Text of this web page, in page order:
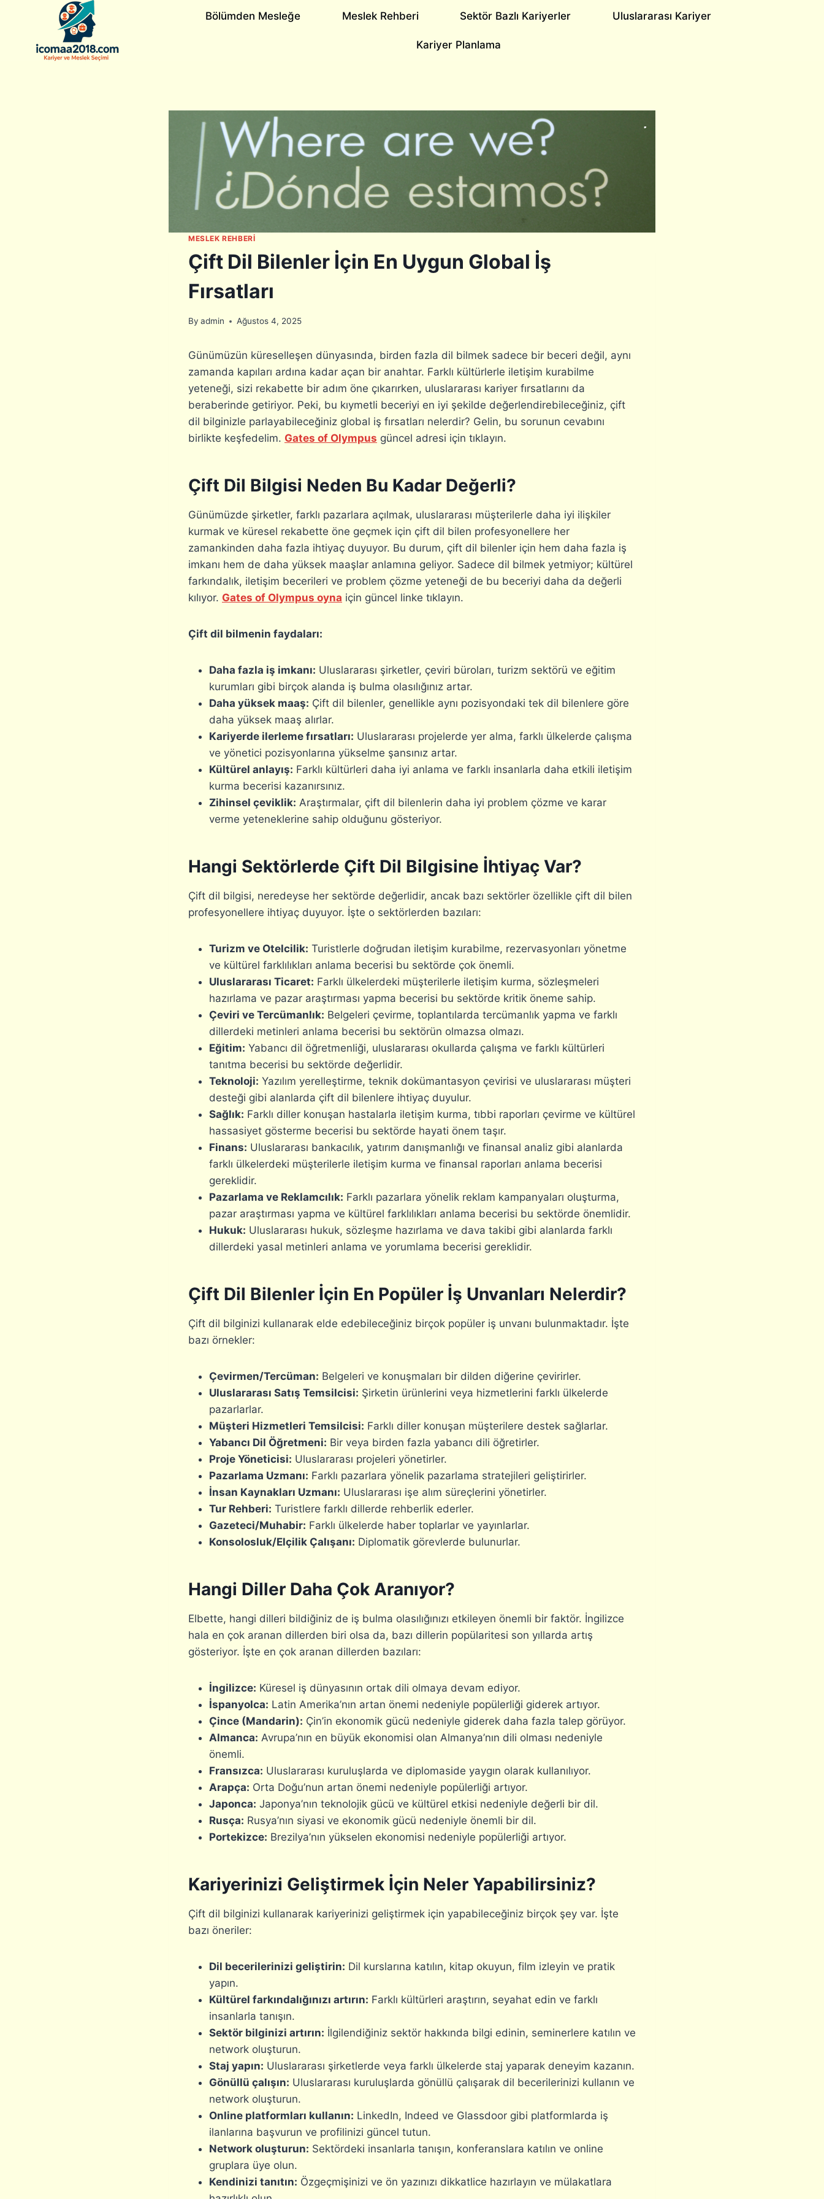
Bölümden Mesleğe Meslek Rehberi Sektör Bazlı Kariyerler Uluslararası Kariyer
Kariyer Planlama
MESLEK REHBERI
Çift Dil Bilenler İçin En Uygun Global İş
Fırsatları
By admin Ağustos 4, 2025
Günümüzün küreselleşen dünyasında, birden fazla dil bilmek sadece bir beceri değil, aynı
zamanda kapıları ardına kadar açan bir anahtar. Farklı kültürlerle iletişim kurabilme
yeteneği, sizi rekabette bir adım öne çıkarırken, uluslararası kariyer fırsatlarını da
beraberinde getiriyor. Peki, bu kıymetli beceriyi en iyi şekilde değerlendirebileceğiniz, çift
dil bilginizle parlayabileceğiniz global iş fırsatları nelerdir? Gelin, bu sorunun cevabını
birlikte keşfedelim. Gates of Olympus güncel adresi için tıklayın.
Çift Dil Bilgisi Neden Bu Kadar Değerli?
Günümüzde şirketler, farklı pazarlara açılmak, uluslararası müşterilerle daha iyi ilişkiler
kurmak ve küresel rekabette öne geçmek için çift dil bilen profesyonellere her
zamankinden daha fazla ihtiyaç duyuyor. Bu durum, çift dil bilenler için hem daha fazla iş
imkanı hem de daha yüksek maaşlar anlamına geliyor. Sadece dil bilmek yetmiyor; kültürel
farkındalık, iletişim becerileri ve problem çözme yeteneği de bu beceriyi daha da değerli
kılıyor. Gates of Olympus oyna için güncel linke tıklayın.
Çift dil bilmenin faydaları:
Daha fazla iş imkanı: Uluslararası şirketler, çeviri büroları, turizm sektörü ve eğitim
kurumları gibi birçok alanda iş bulma olasılığınız artar.
Daha yüksek maaş: Çift dil bilenler, genellikle aynı pozisyondaki tek dil bilenlere göre
daha yüksek maaş alırlar.
Kariyerde ilerleme fırsatları: Uluslararası projelerde yer alma, farklı ülkelerde çalışma
ve yönetici pozisyonlarına yükselme şansınız artar.
Kültürel anlayış: Farklı kültürleri daha iyi anlama ve farklı insanlarla daha etkili iletişim
kurma becerisi kazanırsınız.
Zihinsel çeviklik: Araştırmalar, çift dil bilenlerin daha iyi problem çözme ve karar
verme yeteneklerine sahip olduğunu gösteriyor.
Hangi Sektörlerde Çift Dil Bilgisine İhtiyaç Var?
Çift dil bilgisi, neredeyse her sektörde değerlidir, ancak bazı sektörler özellikle çift dil bilen
profesyonellere ihtiyaç duyuyor. İşte o sektörlerden bazıları:
Turizm ve Otelcilik: Turistlerle doğrudan iletişim kurabilme, rezervasyonları yönetme
ve kültürel farklılıkları anlama becerisi bu sektörde çok önemli.
Uluslararası Ticaret: Farklı ülkelerdeki müşterilerle iletişim kurma, sözleşmeleri
hazırlama ve pazar araştırması yapma becerisi bu sektörde kritik öneme sahip.
Çeviri ve Tercümanlık: Belgeleri çevirme, toplantılarda tercümanlık yapma ve farklı
dillerdeki metinleri anlama becerisi bu sektörün olmazsa olmazı.
Eğitim: Yabancı dil öğretmenliği, uluslararası okullarda çalışma ve farklı kültürleri
tanıtma becerisi bu sektörde değerlidir.
Teknoloji: Yazılım yerelleştirme, teknik dokümantasyon çevirisi ve uluslararası müşteri
desteği gibi alanlarda çift dil bilenlere ihtiyaç duyulur.
Sağlık: Farklı diller konuşan hastalarla iletişim kurma, tıbbi raporları çevirme ve kültürel
hassasiyet gösterme becerisi bu sektörde hayati önem taşır.
Finans: Uluslararası bankacılık, yatırım danışmanlığı ve finansal analiz gibi alanlarda
farklı ülkelerdeki müşterilerle iletişim kurma ve finansal raporları anlama becerisi
gereklidir.
Pazarlama ve Reklamcılık: Farklı pazarlara yönelik reklam kampanyaları oluşturma,
pazar araştırması yapma ve kültürel farklılıkları anlama becerisi bu sektörde önemlidir.
Hukuk: Uluslararası hukuk, sözleşme hazırlama ve dava takibi gibi alanlarda farklı
dillerdeki yasal metinleri anlama ve yorumlama becerisi gereklidir.
Çift Dil Bilenler İçin En Popüler İş Unvanları Nelerdir?
Çift dil bilginizi kullanarak elde edebileceğiniz birçok popüler iş unvanı bulunmaktadır. İşte
bazı örnekler:
Çevirmen/Tercüman: Belgeleri ve konuşmaları bir dilden diğerine çevirirler.
Uluslararası Satış Temsilcisi: Şirketin ürünlerini veya hizmetlerini farklı ülkelerde
pazarlarlar.
Müşteri Hizmetleri Temsilcisi: Farklı diller konuşan müşterilere destek sağlarlar.
Yabancı Dil Öğretmeni: Bir veya birden fazla yabancı dili öğretirler.
Proje Yöneticisi: Uluslararası projeleri yönetirler.
Pazarlama Uzmanı: Farklı pazarlara yönelik pazarlama stratejileri geliştirirler.
İnsan Kaynakları Uzmanı: Uluslararası işe alım süreçlerini yönetirler.
Tur Rehberi: Turistlere farklı dillerde rehberlik ederler.
Gazeteci/Muhabir: Farklı ülkelerde haber toplarlar ve yayınlarlar.
Konsolosluk/Elçilik Çalışanı: Diplomatik görevlerde bulunurlar.
Hangi Diller Daha Çok Aranıyor?
Elbette, hangi dilleri bildiğiniz de iş bulma olasılığınızı etkileyen önemli bir faktör. İngilizce
hala en çok aranan dillerden biri olsa da, bazı dillerin popülaritesi son yıllarda artış
gösteriyor. İşte en çok aranan dillerden bazıları:
İngilizce: Küresel iş dünyasının ortak dili olmaya devam ediyor.
İspanyolca: Latin Amerika’nın artan önemi nedeniyle popülerliği giderek artıyor.
Çince (Mandarin): Çin’in ekonomik gücü nedeniyle giderek daha fazla talep görüyor.
Almanca: Avrupa’nın en büyük ekonomisi olan Almanya’nın dili olması nedeniyle
önemli.
Fransızca: Uluslararası kuruluşlarda ve diplomaside yaygın olarak kullanılıyor.
Arapça: Orta Doğu’nun artan önemi nedeniyle popülerliği artıyor.
Japonca: Japonya’nın teknolojik gücü ve kültürel etkisi nedeniyle değerli bir dil.
Rusça: Rusya’nın siyasi ve ekonomik gücü nedeniyle önemli bir dil.
Portekizce: Brezilya’nın yükselen ekonomisi nedeniyle popülerliği artıyor.
Kariyerinizi Geliştirmek İçin Neler Yapabilirsiniz?
Çift dil bilginizi kullanarak kariyerinizi geliştirmek için yapabileceğiniz birçok şey var. İşte
bazı öneriler:
Dil becerilerinizi geliştirin: Dil kurslarına katılın, kitap okuyun, film izleyin ve pratik
yapın.
Kültürel farkındalığınızı artırın: Farklı kültürleri araştırın, seyahat edin ve farklı
insanlarla tanışın.
Sektör bilginizi artırın: İlgilendiğiniz sektör hakkında bilgi edinin, seminerlere katılın ve
network oluşturun.
Staj yapın: Uluslararası şirketlerde veya farklı ülkelerde staj yaparak deneyim kazanın.
Gönüllü çalışın: Uluslararası kuruluşlarda gönüllü çalışarak dil becerilerinizi kullanın ve
network oluşturun.
Online platformları kullanın: LinkedIn, Indeed ve Glassdoor gibi platformlarda iş
ilanlarına başvurun ve profilinizi güncel tutun.
Network oluşturun: Sektördeki insanlarla tanışın, konferanslara katılın ve online
gruplara üye olun.
Kendinizi tanıtın: Özgeçmişinizi ve ön yazınızı dikkatlice hazırlayın ve mülakatlara